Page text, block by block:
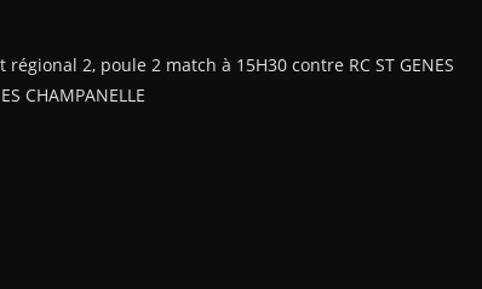
2, poule 2 match à 15H30 contre RC ST GENES
CHAMPANELLE